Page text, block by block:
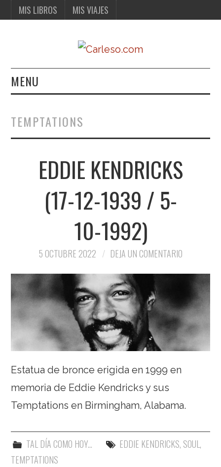
MIS LIBROS MIS VIAJES
MENU
MIS VIAJES
TEMPTATIONS
EDDIE KENDRICKS
(17-12-1939 / 5-
10-1992)
5 OCTUBRE 2022 DEJA UN COMENTARIO
Estatua de bronce erigida en 1999 en
memoria de Eddie Kendricks y sus
Temptations en Birmingham, Alabama.
TAL DÍA COMO HOY... EDDIE KENDRICKS, SOUL,
TEMPTATIONS